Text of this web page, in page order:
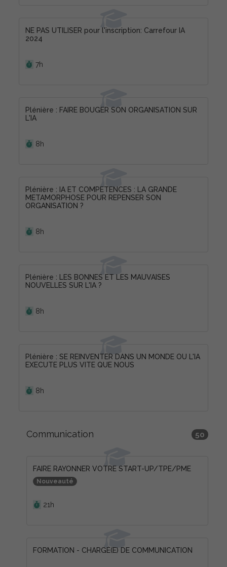
NE PAS UTILISER pour l'inscription: Carrefour IA
2024
7h
Plénière : FAIRE BOUGER SON ORGANISATION SUR
L'IA
8h
Plénière : IA ET COMPETENCES : LA GRANDE
METAMORPHOSE POUR REPENSER SON
ORGANISATION ?
8h
Plénière : LES BONNES ET LES MAUVAISES
NOUVELLES SUR L'IA ?
8h
Plénière : SE REINVENTER DANS UN MONDE OU L'IA
EXECUTE PLUS VITE QUE NOUS
8h
Communication 50
FAIRE RAYONNER VOTRE START-UP/TPE/PME
Nouveauté
21h
FORMATION - CHARGÉ(E) DE COMMUNICATION